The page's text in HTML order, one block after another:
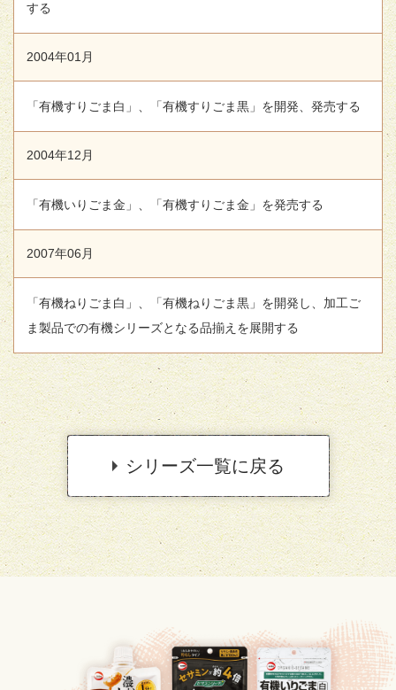
する
2004年01月
「有機すりごま白」、「有機すりごま黒」を開発、発売する
2004年12月
「有機いりごま金」、「有機すりごま金」を発売する
2007年06月
「有機ねりごま白」、「有機ねりごま黒」を開発し、加工ご
ま製品での有機シリーズとなる品揃えを展開する
シリーズ一覧に戻る